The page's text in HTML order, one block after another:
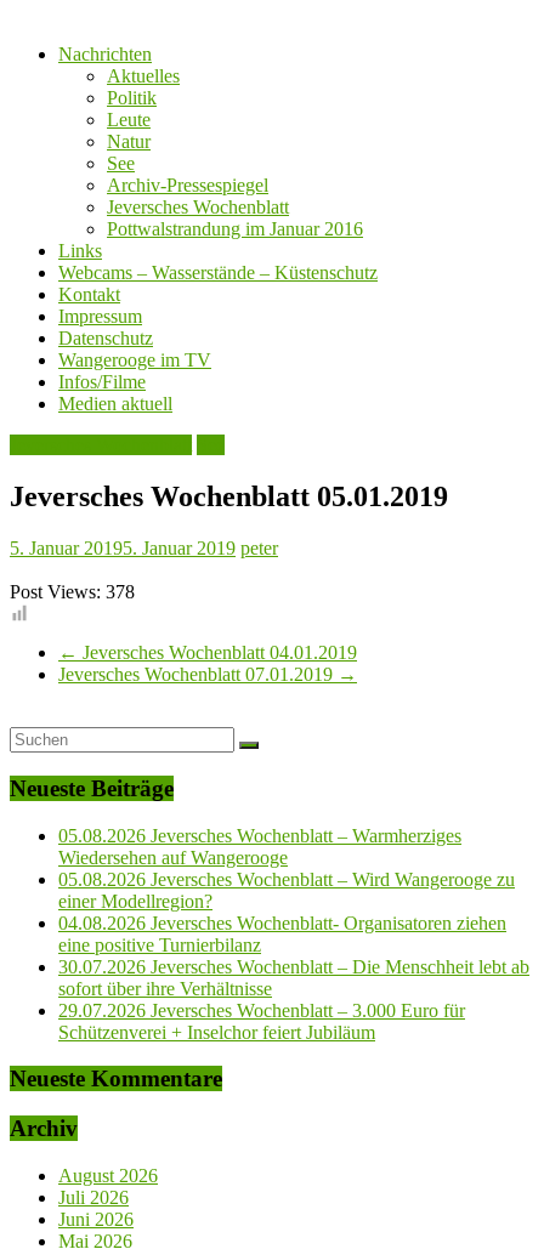
Nachrichten
Aktuelles
Politik
Leute
Natur
See
Archiv-Pressespiegel
Jeversches Wochenblatt
Pottwalstrandung im Januar 2016
Links
Webcams – Wasserstände – Küstenschutz
Kontakt
Impressum
Datenschutz
Wangerooge im TV
Infos/Filme
Medien aktuell
Jeversches Wochenblatt 05.01.2019
5. Januar 20195. Januar 2019 peter
Post Views: 378
← Jeversches Wochenblatt 04.01.2019
Jeversches Wochenblatt 07.01.2019 →
Neueste Beiträge
05.08.2026 Jeversches Wochenblatt – Warmherziges
Wiedersehen auf Wangerooge
05.08.2026 Jeversches Wochenblatt – Wird Wangerooge zu
einer Modellregion?
04.08.2026 Jeversches Wochenblatt- Organisatoren ziehen
eine positive Turnierbilanz
30.07.2026 Jeversches Wochenblatt – Die Menschheit lebt ab
sofort über ihre Verhältnisse
29.07.2026 Jeversches Wochenblatt – 3.000 Euro für
Schützenverei + Inselchor feiert Jubiläum
Neueste Kommentare
Archiv
August 2026
Juli 2026
Juni 2026
Mai 2026